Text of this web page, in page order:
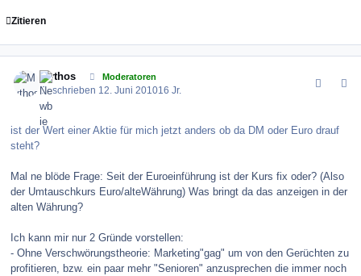
Zitieren
Mythos Moderatoren
Geschrieben 12. Juni 201016 Jr.
ist der Wert einer Aktie für mich jetzt anders ob da DM oder Euro drauf
steht?
Mal ne blöde Frage: Seit der Euroeinführung ist der Kurs fix oder? (Also
der Umtauschkurs Euro/alteWährung) Was bringt da das anzeigen in der
alten Währung?
Ich kann mir nur 2 Gründe vorstellen:
- Ohne Verschwörungstheorie: Marketing"gag" um von den Gerüchten zu
profitieren, bzw. ein paar mehr "Senioren" anzusprechen die immer noch